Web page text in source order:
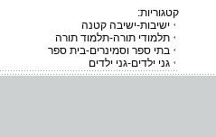
קטגוריות:
ישיבות-ישיבה קטנה
תלמודי תורה-תלמוד תורה
בתי ספר וסמינרים-בית ספר
גני ילדים-גני ילדים